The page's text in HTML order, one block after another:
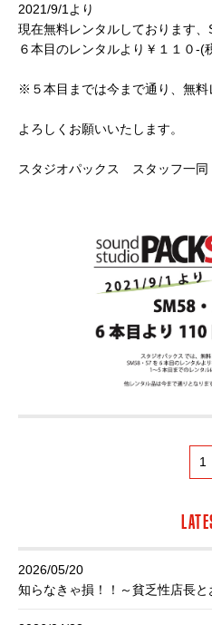
2021/9/1より
現在無料レンタルしております
６本目のレンタルより￥１１０-(
※５本目までは今まで通り、無料
よろしくお願いいたします。
スタジオパックス スタッフ一同
1
2026/05/20
知らなきゃ損！！～貧乏性店長と